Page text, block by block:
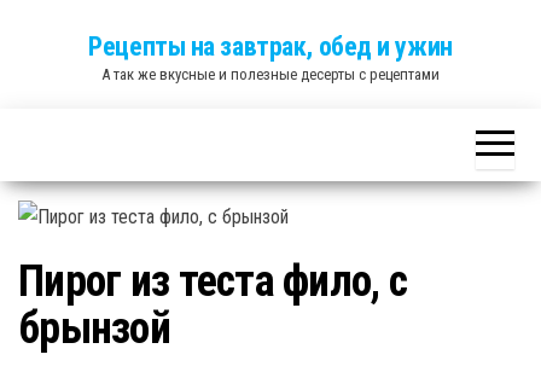
Рецепты на завтрак, обед и ужин
А так же вкусные и полезные десерты с рецептами
Пирог из теста фило, с
брынзой